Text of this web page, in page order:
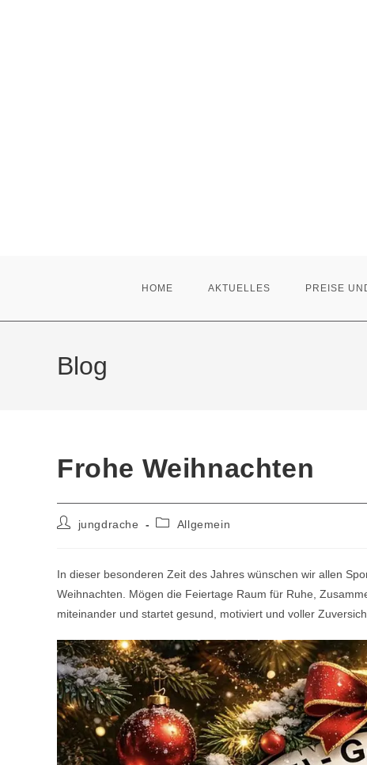
HOME AKTUELLES PREISE
Blog
Frohe Weihnachten
Beitrags-
jungdrache
Beitrags-
Allgemein
In dieser besonderen Zeit des Jahres wünschen wir allen
Weihnachten. Mögen die Feiertage Raum für Ruhe,
miteinander und startet gesund, motiviert und voller